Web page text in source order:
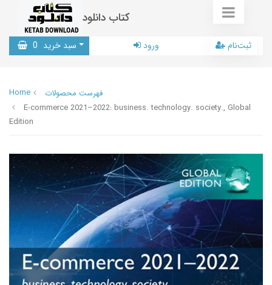
کتاب دانلود
سبد خرید 0 ورود ثبت‌نام
Home
فهرست محصولات
E-commerce 2021–2022: business. technology. society., Global
Edition